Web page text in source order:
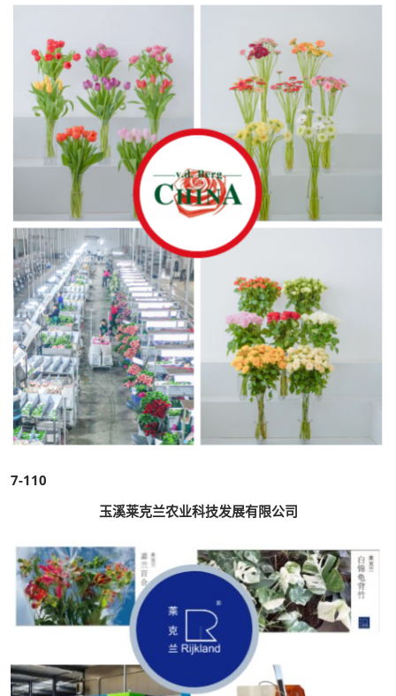
7-110
玉溪莱克兰农业科技发展有限公司